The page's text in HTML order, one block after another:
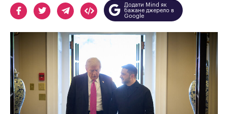
Додати Mind як
бажане джерело в
Google